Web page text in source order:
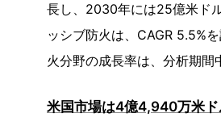
長し、2030年には25億米ド
ッシブ防火は、CAGR 5.5%
火分野の成長率は、分析期間
米国市場は4億4,940万米ド